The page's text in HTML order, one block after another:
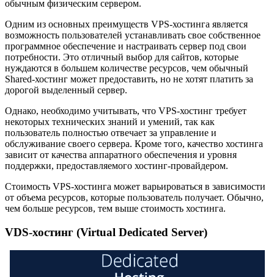
обычным физическим сервером.
Одним из основных преимуществ VPS-хостинга является
возможность пользователей устанавливать свое собственное
программное обеспечение и настраивать сервер под свои
потребности. Это отличный выбор для сайтов, которые
нуждаются в большем количестве ресурсов, чем обычный
Shared-хостинг может предоставить, но не хотят платить за
дорогой выделенный сервер.
Однако, необходимо учитывать, что VPS-хостинг требует
некоторых технических знаний и умений, так как
пользователь полностью отвечает за управление и
обслуживание своего сервера. Кроме того, качество хостинга
зависит от качества аппаратного обеспечения и уровня
поддержки, предоставляемого хостинг-провайдером.
Стоимость VPS-хостинга может варьироваться в зависимости
от объема ресурсов, которые пользователь получает. Обычно,
чем больше ресурсов, тем выше стоимость хостинга.
VDS-хостинг (Virtual Dedicated Server)